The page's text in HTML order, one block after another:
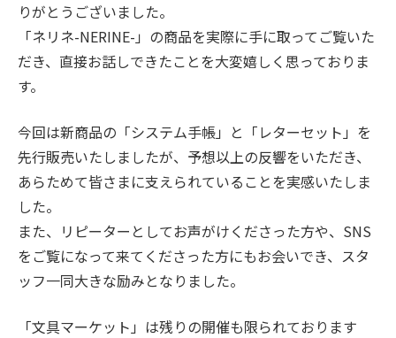
りがとうございました。
「ネリネ-NERINE-」の商品を実際に手に取ってご覧いた
だき、直接お話しできたことを大変嬉しく思っておりま
す。
今回は新商品の「システム手帳」と「レターセット」を
先行販売いたしましたが、予想以上の反響をいただき、
あらためて皆さまに支えられていることを実感いたしま
した。
また、リピーターとしてお声がけくださった方や、SNS
をご覧になって来てくださった方にもお会いでき、スタ
ッフ一同大きな励みとなりました。
「文具マーケット」は残りの開催も限られております